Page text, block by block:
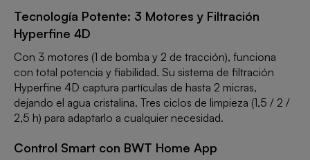
Tecnología Potente: 3 Motores y Filtración
Hyperfine 4D
Con 3 motores (1 de bomba y 2 de tracción), funciona
con total potencia y fiabilidad. Su sistema de filtración
Hyperfine 4D captura partículas de hasta 2 micras,
dejando el agua cristalina. Tres ciclos de limpieza (1,5 / 2 /
2,5 h) para adaptarlo a cualquier necesidad.
Control Smart con BWT Home App